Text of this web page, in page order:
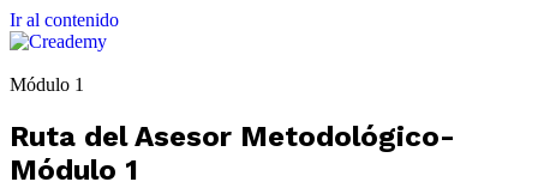
Ir al contenido
Módulo 1
Ruta del Asesor Metodológico-
Módulo 1